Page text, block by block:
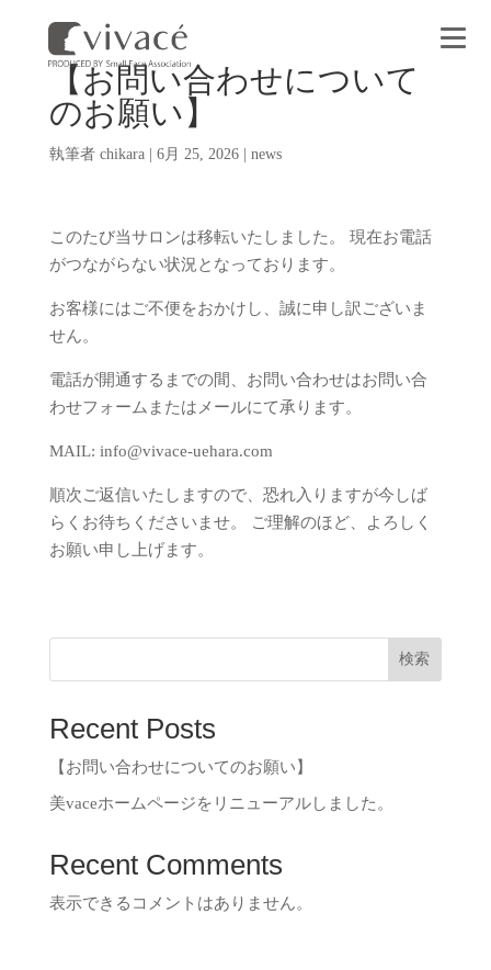
【お問い合わせについて
のお願い】
執筆者 chikara| 6月 25, 2026| news
このたび当サロンは移転いたしました。 現在お電話
がつながらない状況となっております。
お客様にはご不便をおかけし、誠に申し訳ございま
せん。
電話が開通するまでの間、お問い合わせはお問い合
わせフォームまたはメールにて承ります。
MAIL: info@vivace-uehara.com
順次ご返信いたしますので、恐れ入りますが今しば
らくお待ちくださいませ。 ご理解のほど、よろしく
お願い申し上げます。
検索
Recent Posts
【お問い合わせについてのお願い】
美vaceホームページをリニューアルしました。
Recent Comments
表示できるコメントはありません。